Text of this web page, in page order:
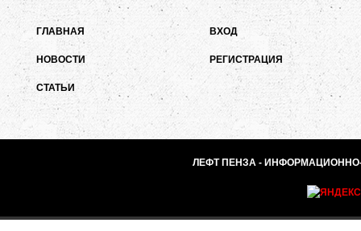
ГЛАВНАЯ
НОВОСТИ
СТАТЬИ
ВХОД
РЕГИСТРАЦИЯ
ЛЕФТ ПЕНЗА - ИНФОРМАЦИОННО-